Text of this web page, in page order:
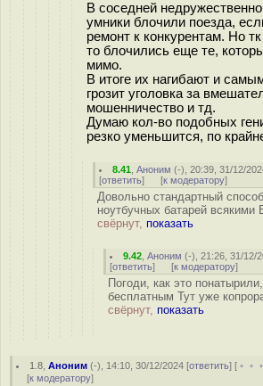
В соседней
умники блочили поезда,
ремонт к конкурентам. Но
то блочились еще те,
мимо.
В итоге их нагибают и
грозит уголовка за
мошенничество и тд.
Думаю кол-во подобных
резко уменьшится, по
8.41 ,Аноним (-), 20:39, 31/12/
[ответить] [к модератору]
Довольно стандартный
ноутбучных батарей всякими
свёрнут, показать
9.42 ,Аноним (-), 21:26, 31/12/
[ответить] [к модератору]
Погоди, как это
бесплатным Тут уже
свёрнут, показать
1.8 ,Аноним (-), 14:10, 30/12/2024 [ответить] [
[к модератору]